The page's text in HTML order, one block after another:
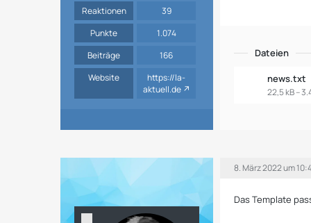
Reaktionen
39
Punkte
1.074
Beiträge
166
Website
https://la-
aktuell.de
Dateien
news.txt
22,5 kB –
8. März 2022 um
Das Template